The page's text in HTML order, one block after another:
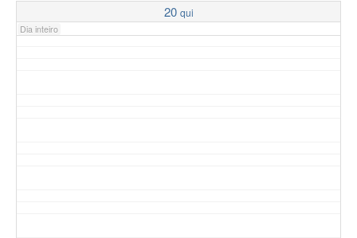
20 qui
Dia inteiro